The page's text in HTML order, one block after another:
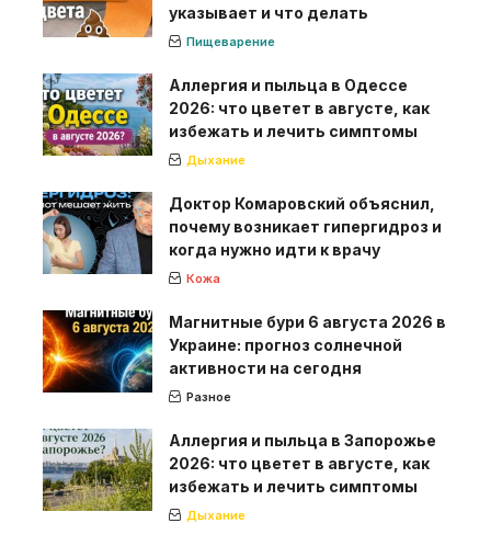
указывает и что делать
Пищеварение
Аллергия и пыльца в Одессе
2026: что цветет в августе, как
избежать и лечить симптомы
Дыхание
Доктор Комаровский объяснил,
почему возникает гипергидроз и
когда нужно идти к врачу
Кожа
Магнитные бури 6 августа 2026 в
Украине: прогноз солнечной
активности на сегодня
Разное
Аллергия и пыльца в Запорожье
2026: что цветет в августе, как
избежать и лечить симптомы
Дыхание